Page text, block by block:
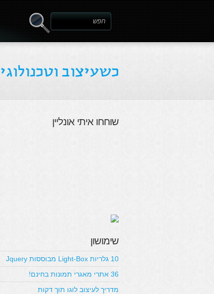
שוחחו איתי אונליין
שימושון
10 גלריות Light-Box מבוססות Jquery
36 אתרי מאגרי תמונות בחינם!
מדריך לעיצוב לוגו תוך דקות